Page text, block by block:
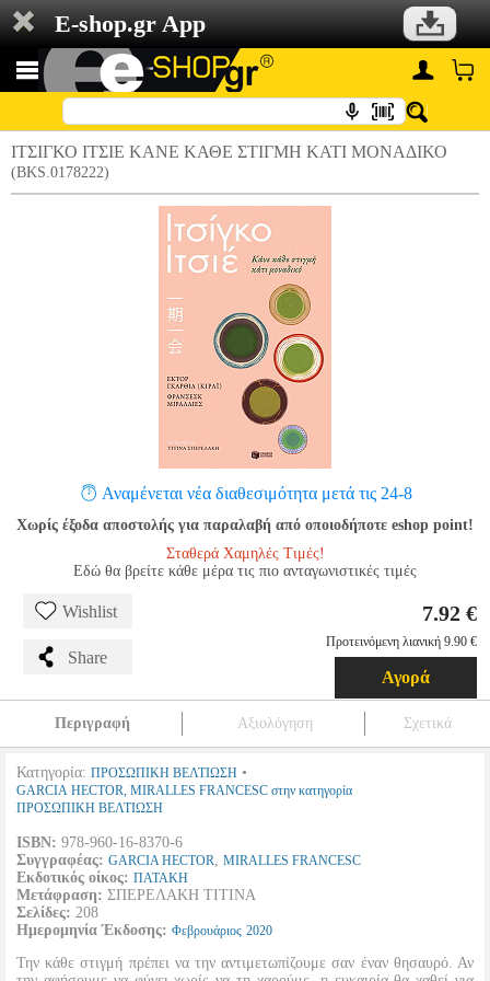
E-shop.gr App
ΙΤΣΙΓΚΟ ΙΤΣΙΕ ΚΑΝΕ ΚΑΘΕ ΣΤΙΓΜΗ ΚΑΤΙ ΜΟΝΑΔΙΚΟ
(BKS.0178222)
Αναμένεται νέα διαθεσιμότητα μετά τις 24-8
Χωρίς έξοδα αποστολής για παραλαβή από οποιοδήποτε eshop point!
Σταθερά Χαμηλές Τιμές!
Εδώ θα βρείτε κάθε μέρα τις πιο ανταγωνιστικές τιμές
Wishlist
Share
7.92 €
Προτεινόμενη λιανική 9.90 €
Αγορά
Περιγραφή Αξιολόγηση Σχετικά
Κατηγορία: ΠΡΟΣΩΠΙΚΗ ΒΕΛΤΙΩΣΗ •
GARCIA HECTOR, MIRALLES FRANCESC στην κατηγορία
ΠΡΟΣΩΠΙΚΗ ΒΕΛΤΙΩΣΗ
ISBN: 978-960-16-8370-6
Συγγραφέας: GARCIA HECTOR, MIRALLES FRANCESC
Εκδοτικός οίκος: ΠΑΤΑΚΗ
Μετάφραση: ΣΠΕΡΕΛΑΚΗ ΤΙΤΙΝΑ
Σελίδες: 208
Ημερομηνία Έκδοσης: Φεβρουάριος 2020
Την κάθε στιγμή πρέπει να την αντιμετωπίζουμε σαν έναν θησαυρό. Αν